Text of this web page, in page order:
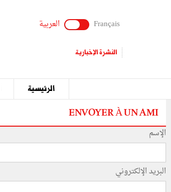
Français العربية
النشرة الإخبارية
الرئيسية
ENVOYER À UN AMI
الإسم
البريد الإلكتروني